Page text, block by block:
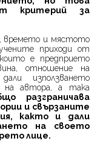
критерий за
времето и мястото
приходи от
е предприето
отношение на
използването
на автора, а така
разграничава
и свързаните
както и дали
на своето
лице.